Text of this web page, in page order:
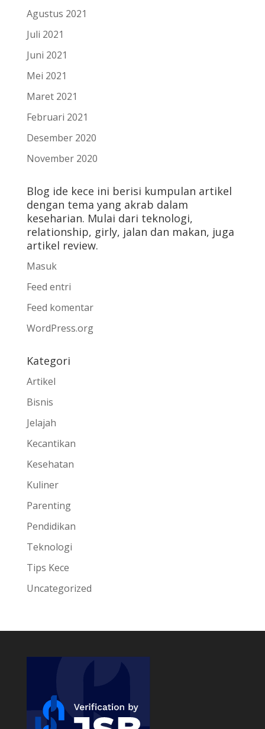
Agustus 2021
Juli 2021
Juni 2021
Mei 2021
Maret 2021
Februari 2021
Desember 2020
November 2020
Blog ide kece ini berisi kumpulan artikel
dengan tema yang akrab dalam
keseharian. Mulai dari teknologi,
relationship, girly, jalan dan makan, juga
artikel review.
Masuk
Feed entri
Feed komentar
WordPress.org
Kategori
Artikel
Bisnis
Jelajah
Kecantikan
Kesehatan
Kuliner
Parenting
Pendidikan
Teknologi
Tips Kece
Uncategorized